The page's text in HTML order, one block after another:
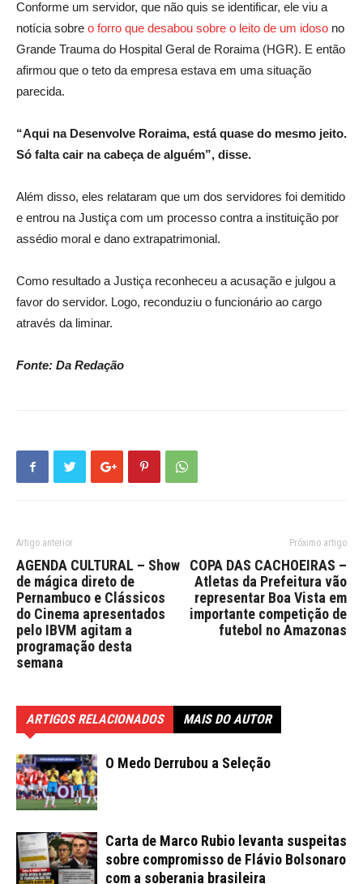
Conforme um servidor, que não quis se identificar, ele viu a
notícia sobre o forro que desabou sobre o leito de um idoso no
Grande Trauma do Hospital Geral de Roraima (HGR). E então
afirmou que o teto da empresa estava em uma situação
parecida.
“Aqui na Desenvolve Roraima, está quase do mesmo jeito.
Só falta cair na cabeça de alguém”, disse.
Além disso, eles relataram que um dos servidores foi demitido
e entrou na Justiça com um processo contra a instituição por
assédio moral e dano extrapatrimonial.
Como resultado a Justiça reconheceu a acusação e julgou a
favor do servidor. Logo, reconduziu o funcionário ao cargo
através da liminar.
Fonte: Da Redação
Artigo anterior
AGENDA CULTURAL – Show
de mágica direto de
Pernambuco e Clássicos
do Cinema apresentados
pelo IBVM agitam a
programação desta
semana
Próximo artigo
COPA DAS CACHOEIRAS –
Atletas da Prefeitura vão
representar Boa Vista em
importante competição de
futebol no Amazonas
ARTIGOS RELACIONADOS MAIS DO AUTOR
O Medo Derrubou a Seleção
Carta de Marco Rubio levanta suspeitas
sobre compromisso de Flávio Bolsonaro
com a soberania brasileira